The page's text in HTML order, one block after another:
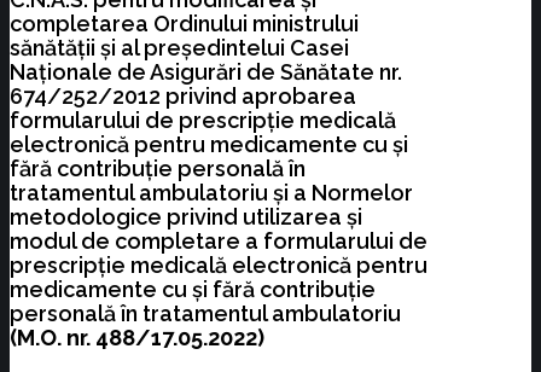
completarea Ordinului ministrului
sănătăţii şi al preşedintelui Casei
Naţionale de Asigurări de Sănătate nr.
674/252/2012 privind aprobarea
formularului de prescripţie medicală
electronică pentru medicamente cu şi
fără contribuţie personală în
tratamentul ambulatoriu şi a Normelor
metodologice privind utilizarea şi
modul de completare a formularului de
prescripţie medicală electronică pentru
medicamente cu şi fără contribuţie
personală în tratamentul ambulatoriu
(M.O. nr. 488/17.05.2022)